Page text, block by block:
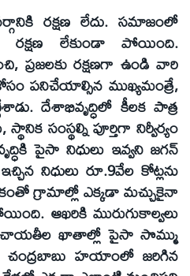
రక్షణ లేదు. సమాజంలో
రక్షణ లేకుండా పోయింది.
ప్రజలకు రక్షణగా ఉండి వారి
పనిచేయాల్సిన ముఖ్యమంత్రే,
దేశాభివృద్ధిలో కీలక పాత్ర
సంస్థల్ని పూర్తిగా నిర్వీర్యం
పైసా నిధులు ఇవ్వని జగన్‌
ఇచ్చిన నిధులు రూ.9వేల కోట్లను
గ్రామాల్లో ఎక్కడా మచ్చుకైనా
ఆఖరికి మురుగుకాల్వలు
ఖాతాల్లో పైసా సొమ్ము
చంద్రబాబు హయాంలో జరిగిన